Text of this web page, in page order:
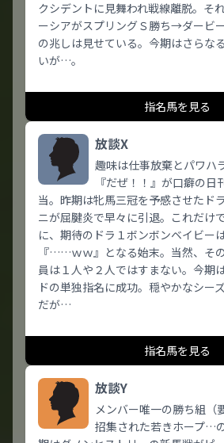
クシデントに見舞われ戦線離脱。そ
ーシアがスプリングＳ勝ち→ダービ
の兆しは見せている。今期はさらな
いが…。
指名馬を見る
放談X
趣味は仕事放棄とパワハ
『だぜ！！』が口癖の日
当。昨期は牝馬三冠を予感させたド
ニが屈腱炎で早々に引退。これだけ
に、期待のドラ１ボンボンベイビー
『……ｗｗ』となる始末。当然、そ
員は１人や２人ではすまない。今期
ドの単独指名に成功。穏やかなシー
だが…
指名馬を見る
放談Y
メンバー唯一の勝ち組（
招集された若きホープ…